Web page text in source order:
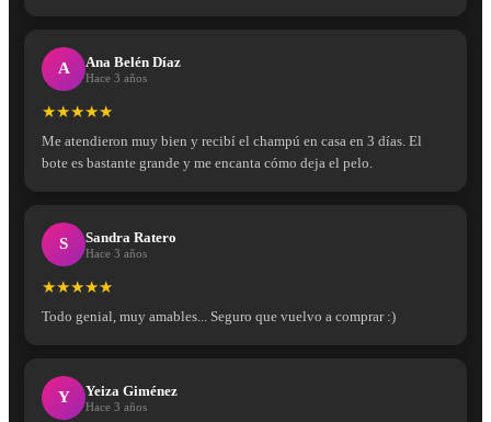
A Ana Belén Díaz
Hace 3 años
★★★★★
Me atendieron muy bien y recibí el champú en casa en 3 días. El
bote es bastante grande y me encanta cómo deja el pelo.
S Sandra Ratero
Hace 3 años
★★★★★
Todo genial, muy amables... Seguro que vuelvo a comprar :)
Y Yeiza Giménez
Hace 3 años